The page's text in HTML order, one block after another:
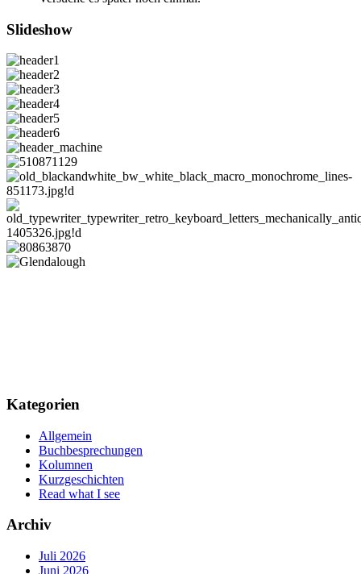
Slideshow
Kategorien
Allgemein
Buchbesprechungen
Kolumnen
Kurzgeschichten
Read what I see
Archiv
Juli 2026
Juni 2026